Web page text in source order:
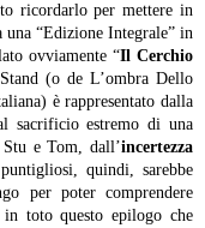
ricordarlo per mettere in
“Edizione Integrale” in
ovviamente “Il Cerchio
(o de L’ombra Dello
è rappresentato dalla
sacrificio estremo di una
e Tom, dall’incertezza
quindi, sarebbe
per poter comprendere
toto questo epilogo che